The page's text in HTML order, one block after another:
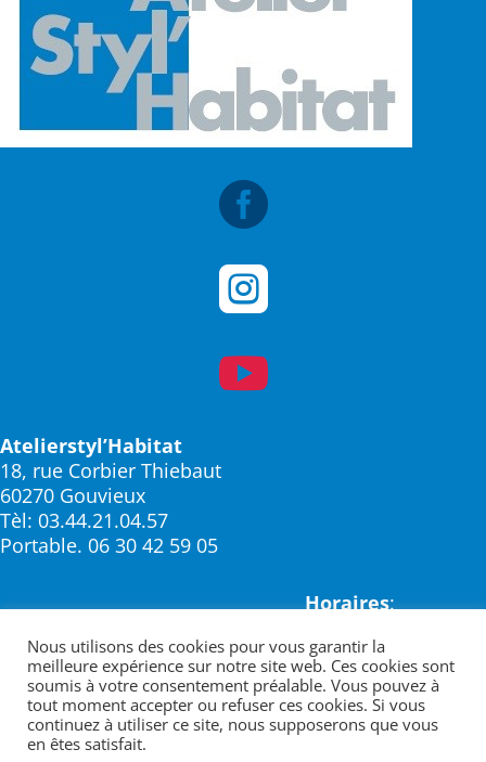



Atelierstyl’Habitat
18, rue Corbier Thiebaut
60270 Gouvieux
Tèl: 03.44.21.04.57
Portable. 06 30 42 59 05
Horaires:
9h – 18h
samedi:
SUR RENDEZ-VOUS
Nous utilisons des cookies pour vous garantir la
meilleure expérience sur notre site web. Ces cookies sont
soumis à votre consentement préalable. Vous pouvez à
tout moment accepter ou refuser ces cookies. Si vous
continuez à utiliser ce site, nous supposerons que vous
en êtes satisfait.